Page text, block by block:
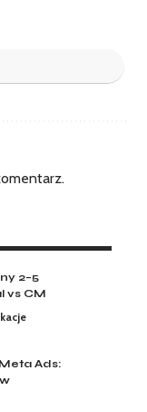
2–5
vs CM
Ads: